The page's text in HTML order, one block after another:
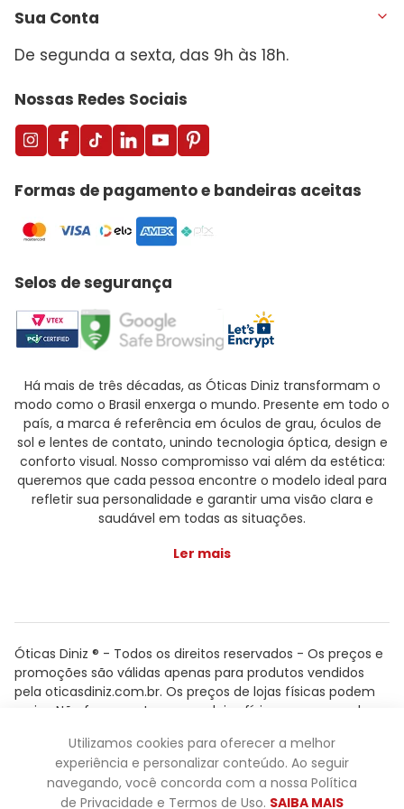
Sua Conta
De segunda a sexta, das 9h às 18h.
Nossas Redes Sociais
Formas de pagamento e bandeiras aceitas
Selos de segurança
Há mais de três décadas, as Óticas Diniz transformam o
modo como o Brasil enxerga o mundo. Presente em todo o
país, a marca é referência em óculos de grau, óculos de
sol e lentes de contato, unindo tecnologia óptica, design e
conforto visual. Nosso compromisso vai além da estética:
queremos que cada pessoa encontre o modelo ideal para
refletir sua personalidade e garantir uma visão clara e
saudável em todas as situações.
Ler mais
Óticas Diniz ® - Todos os direitos reservados - Os preços e
promoções são válidas apenas para produtos vendidos
pela oticasdiniz.com.br. Os preços de lojas físicas podem
variar. Não fazemos trocas em lojas físicas, apenas pelo
Powered by
Utilizamos cookies para oferecer a melhor
experiência e personalizar conteúdo. Ao seguir
navegando, você concorda com a nossa Política
de Privacidade e Termos de Uso. SAIBA MAIS